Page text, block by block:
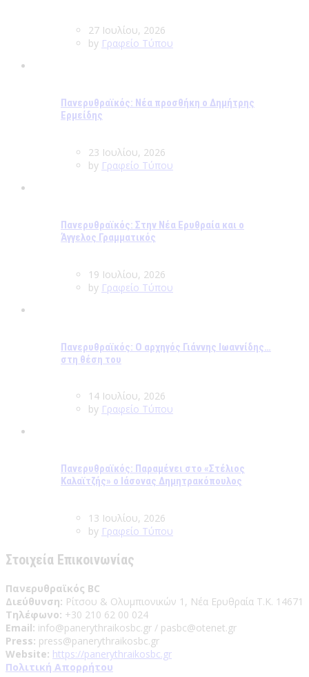
27 Ιουλίου, 2026
by Γραφείο Τύπου
Πανερυθραϊκός: Νέα προσθήκη ο Δημήτρης
Ερμείδης
23 Ιουλίου, 2026
by Γραφείο Τύπου
Πανερυθραϊκός: Στην Νέα Ερυθραία και ο
Άγγελος Γραμματικός
19 Ιουλίου, 2026
by Γραφείο Τύπου
Πανερυθραϊκός: Ο αρχηγός Γιάννης Ιωαννίδης…
στη θέση του
14 Ιουλίου, 2026
by Γραφείο Τύπου
Πανερυθραϊκός: Παραμένει στο «Στέλιος
Καλαϊτζής» ο Ιάσονας Δημητρακόπουλος
13 Ιουλίου, 2026
by Γραφείο Τύπου
Στοιχεία Επικοινωνίας
Πανερυθραϊκός BC
Διεύθυνση: Ρίτσου & Ολυμπιονικών 1, Νέα Ερυθραία Τ.Κ. 14671
Τηλέφωνο: +30 210 62 00 024
Email: info@panerythraikosbc.gr / pasbc@otenet.gr
Press: press@panerythraikosbc.gr
Website: https://panerythraikosbc.gr
Πολιτική Απορρήτου